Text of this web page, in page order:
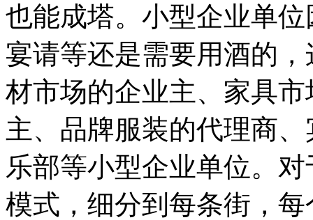
也能成塔。小型企业单
宴请等还是需要用酒的
材市场的企业主、家具
主、品牌服装的代理商
乐部等小型企业单位。
模式，细分到每条街，